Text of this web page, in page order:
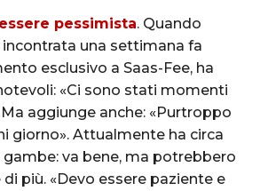
pessimista. Quando
incontrata una settimana fa
esclusivo a Saas-Fee, ha
«Ci sono stati momenti
aggiunge anche: «Purtroppo
giorno». Attualmente ha circa
va bene, ma potrebbero
più. «Devo essere paziente e